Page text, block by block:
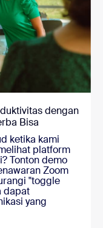
dengan
Bisa
ketika kami
platform
Tonton demo
Zoom
"toggle
dapat
yang